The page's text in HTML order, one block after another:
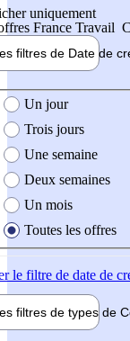
uniquement
France Travail
filtres de Date de
création de l'offre
Un jour
Trois jours
Une semaine
Deux semaines
Un mois
Toutes les offres
le filtre de date de
filtres de types de